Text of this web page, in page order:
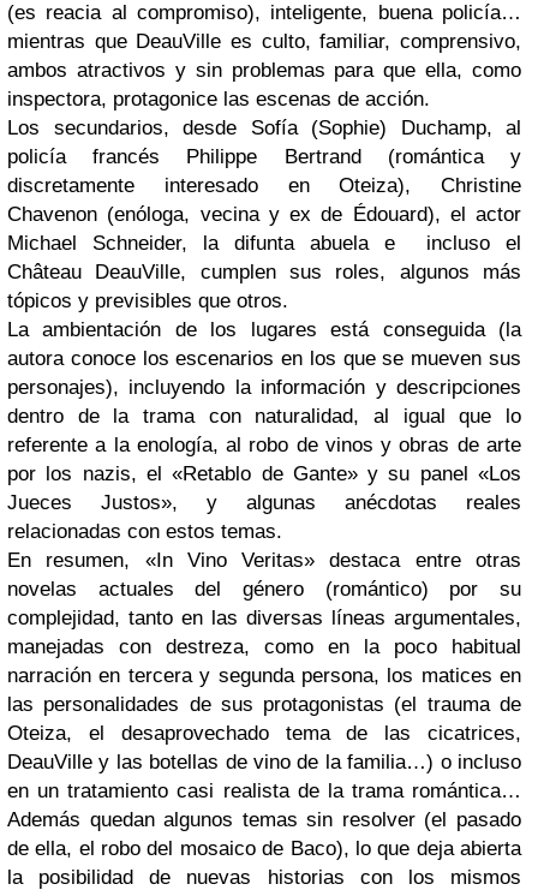
(es reacia al compromiso), inteligente, buena policía…
mientras que DeauVille es culto, familiar, comprensivo,
ambos atractivos y sin problemas para que ella, como
inspectora, protagonice las escenas de acción.
Los secundarios, desde Sofía (Sophie) Duchamp, al
policía francés Philippe Bertrand (romántica y
discretamente interesado en Oteiza), Christine
Chavenon (enóloga, vecina y ex de Édouard), el actor
Michael Schneider, la difunta abuela e incluso el
Château DeauVille, cumplen sus roles, algunos más
tópicos y previsibles que otros.
La ambientación de los lugares está conseguida (la
autora conoce los escenarios en los que se mueven sus
personajes), incluyendo la información y descripciones
dentro de la trama con naturalidad, al igual que lo
referente a la enología, al robo de vinos y obras de arte
por los nazis, el «Retablo de Gante» y su panel «Los
Jueces Justos», y algunas anécdotas reales
relacionadas con estos temas.
En resumen, «In Vino Veritas» destaca entre otras
novelas actuales del género (romántico) por su
complejidad, tanto en las diversas líneas argumentales,
manejadas con destreza, como en la poco habitual
narración en tercera y segunda persona, los matices en
las personalidades de sus protagonistas (el trauma de
Oteiza, el desaprovechado tema de las cicatrices,
DeauVille y las botellas de vino de la familia…) o incluso
en un tratamiento casi realista de la trama romántica…
Además quedan algunos temas sin resolver (el pasado
de ella, el robo del mosaico de Baco), lo que deja abierta
la posibilidad de nuevas historias con los mismos